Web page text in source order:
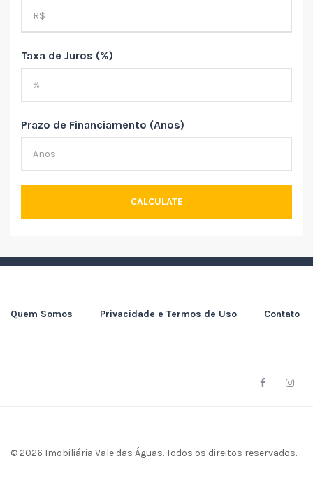
Taxa de Juros (%)
Prazo de Financiamento (Anos)
CALCULATE
Quem Somos Privacidade e Termos de Uso Contato
© 2026 Imobiliária Vale das Águas. Todos os direitos reservados.